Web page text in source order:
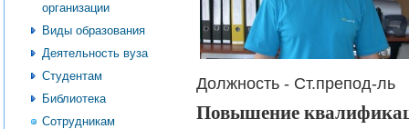
организации
Виды образования
Деятельность вуза
Студентам
Библиотека
Сотрудникам
Должность - Ст.препод-ль
Повышение